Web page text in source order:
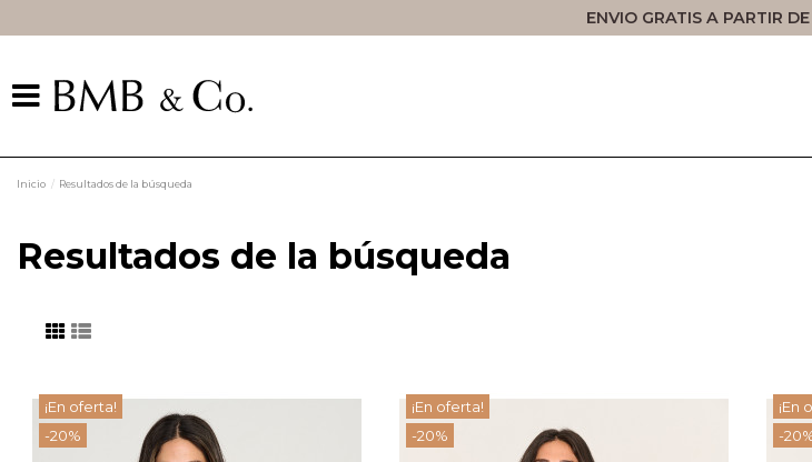
ENVIO GRATIS A PARTIR
Inicio Resultados de la búsqueda
Resultados de la búsqueda
¡En oferta!
-20%
¡En oferta!
-20%
¡En
-